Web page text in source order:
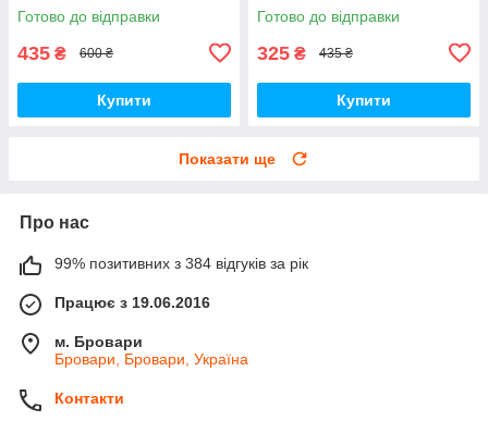
Готово до відправки
435 ₴ 600 ₴
Купити
Готово до відправки
325 ₴ 435 ₴
Купити
Показати ще
Про нас
99% позитивних з 384 відгуків за рік
Працює з 19.06.2016
м. Бровари
Бровари, Бровари, Україна
Контакти